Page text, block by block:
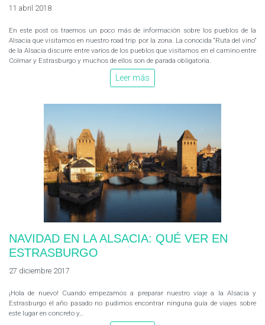
11 abril 2018
En este post os traemos un poco más de información sobre los pueblos de la
Alsacia que visitamos en nuestro road trip por la zona. La conocida “Ruta del vino”
de la Alsacia discurre entre varios de los pueblos que visitamos en el camino entre
Colmar y Estrasburgo y muchos de ellos son de parada obligatoria.
Leer más
NAVIDAD EN LA ALSACIA: QUÉ VER EN
ESTRASBURGO
27 diciembre 2017
¡Hola de nuevo! Cuando empezamos a preparar nuestro viaje a la Alsacia y
Estrasburgo el año pasado no pudimos encontrar ninguna guía de viajes sobre
este lugar en concreto y…